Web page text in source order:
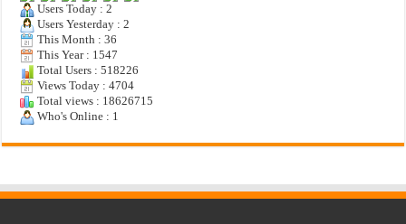
Users Today : 2
Users Yesterday : 2
This Month : 36
This Year : 1547
Total Users : 518226
Views Today : 4704
Total views : 18626715
Who's Online : 1